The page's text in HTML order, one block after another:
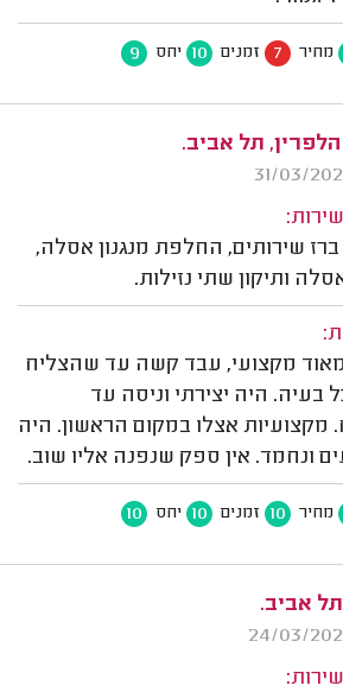
מחיר 7 זמנים 10 יחס 9
תל אביב.
שירותים, החלפת מנגנון אסלה,
ותיקון שתי נזילות.
מקצועי, עבד קשה עד שהצליח
בעיה. היה יצירתי וניסה עד
מקצועיות אצלו במקום הראשון. היה
ונחמד. אין ספק שנפנה אליו שוב.
מחיר 10 זמנים 10 יחס 10